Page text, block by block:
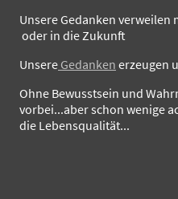
Unsere Gedanken
oder in die Zukunft
Unsere Gedanken erzeugen
Ohne Bewusstsein und
vorbei...aber schon wenige
die Lebensqualität...